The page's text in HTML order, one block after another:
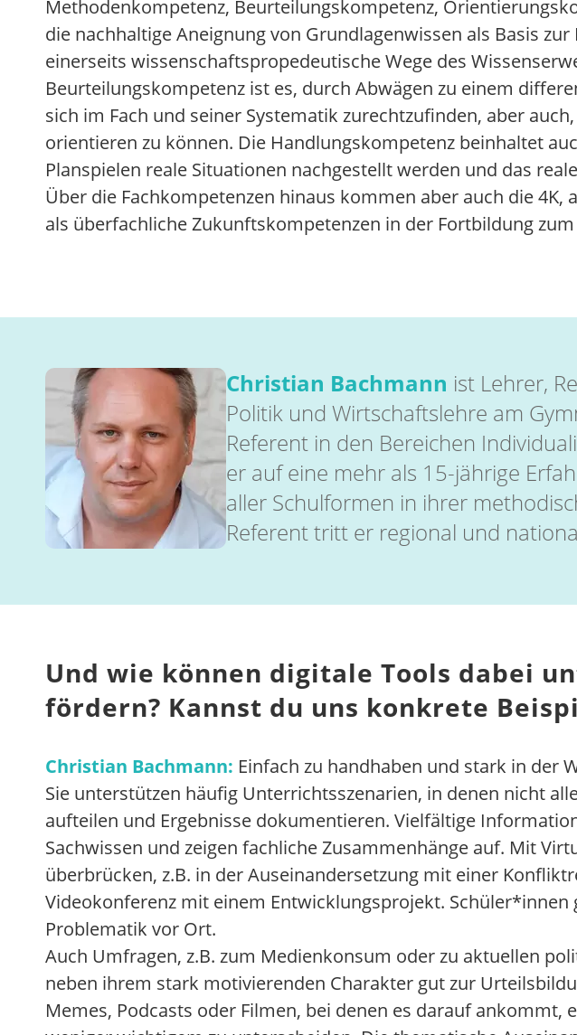
Methodenkompetenz, Beurteilungskompetenz,
die nachhaltige Aneignung von Grundlagenwissen als Basis
einerseits wissenschaftspropedeutische Wege des
Beurteilungskompetenz ist es, durch Abwägen zu einem
sich im Fach und seiner Systematik zurechtzufinden, aber
orientieren zu können. Die Handlungskompetenz beinhaltet
Planspielen reale Situationen nachgestellt werden und das
Über die Fachkompetenzen hinaus kommen aber auch die
als überfachliche Zukunftskompetenzen in der Fortbildung zum
Christian Bachmann ist Lehrer,
Politik und Wirtschaftslehre am
Referent in den Bereichen
er auf eine mehr als 15-jährige
aller Schulformen in ihrer
Referent tritt er regional und
Und wie können digitale Tools dabei
fördern? Kannst du uns konkrete
Christian Bachmann: Einfach zu handhaben und stark in der
Sie unterstützen häufig Unterrichtsszenarien, in denen nicht
aufteilen und Ergebnisse dokumentieren. Vielfältige
Sachwissen und zeigen fachliche Zusammenhänge auf. Mit
überbrücken, z.B. in der Auseinandersetzung mit einer
Videokonferenz mit einem Entwicklungsprojekt.
Problematik vor Ort.
Auch Umfragen, z.B. zum Medienkonsum oder zu aktuellen
neben ihrem stark motivierenden Charakter gut zur
Memes, Podcasts oder Filmen, bei denen es darauf